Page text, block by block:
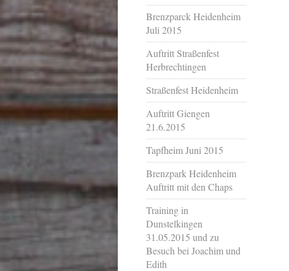
Brenzparck Heidenheim
Juli 2015
Auftritt Straßenfest
Herbrechtingen
Straßenfest Heidenheim
Auftritt Giengen
21.6.2015
Tapfheim Juni 2015
Brenzpark Heidenheim
Auftritt mit den Chaps
Training in
Dunstelkingen
31.05.2015 und zu
Besuch bei Joachim und
Edith